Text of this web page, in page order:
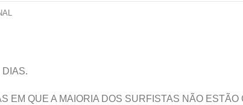
DIAS.
EM QUE A MAIORIA DOS SURFISTAS NÃO